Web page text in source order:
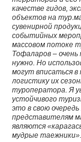
качестве гидов,
объектов на
сувенирной
событийных
массовом потоке
Тофаларов –
нужно. Но
могут вписаться
логистику их
туроператора. Я
устойчивого
это в свою
представителям
являются
мудрые таежники».